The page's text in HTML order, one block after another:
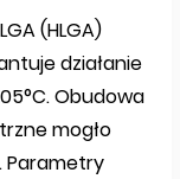
(HLGA)
działanie
Obudowa
mogło
Parametry